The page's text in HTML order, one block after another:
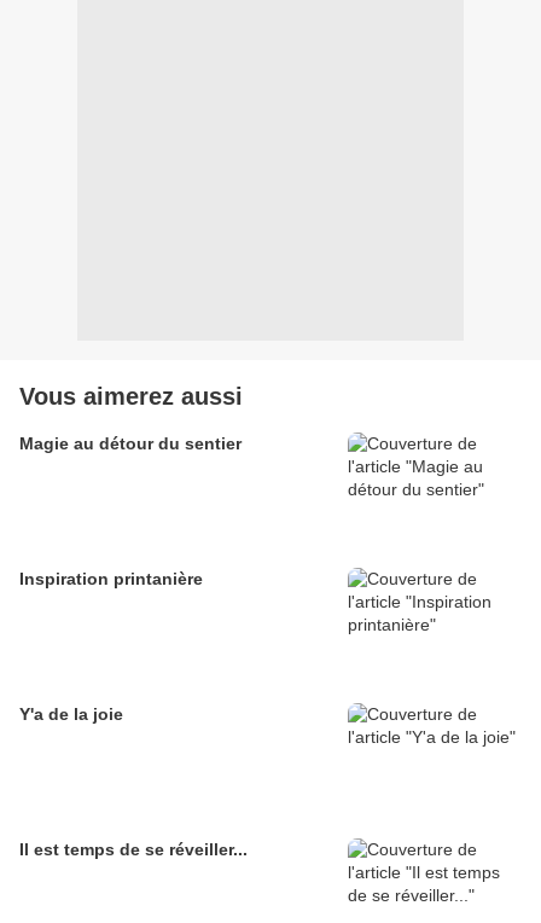
Vous aimerez aussi
Magie au détour du sentier
Inspiration printanière
Y'a de la joie
Il est temps de se réveiller...